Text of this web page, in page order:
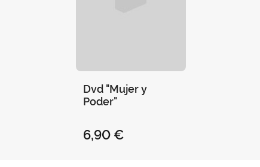
Dvd "Mujer y
Poder"
6,90 €